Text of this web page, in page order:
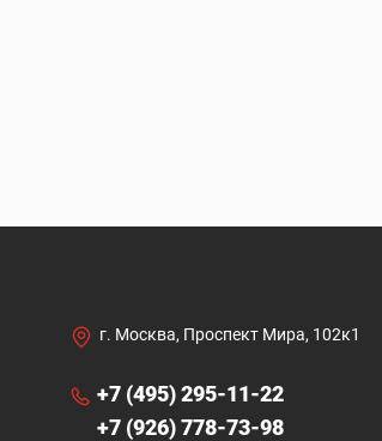
г. Москва, Проспект Мира, 102к1
+7 (495) 295-11-22
+7 (926) 778-73-98